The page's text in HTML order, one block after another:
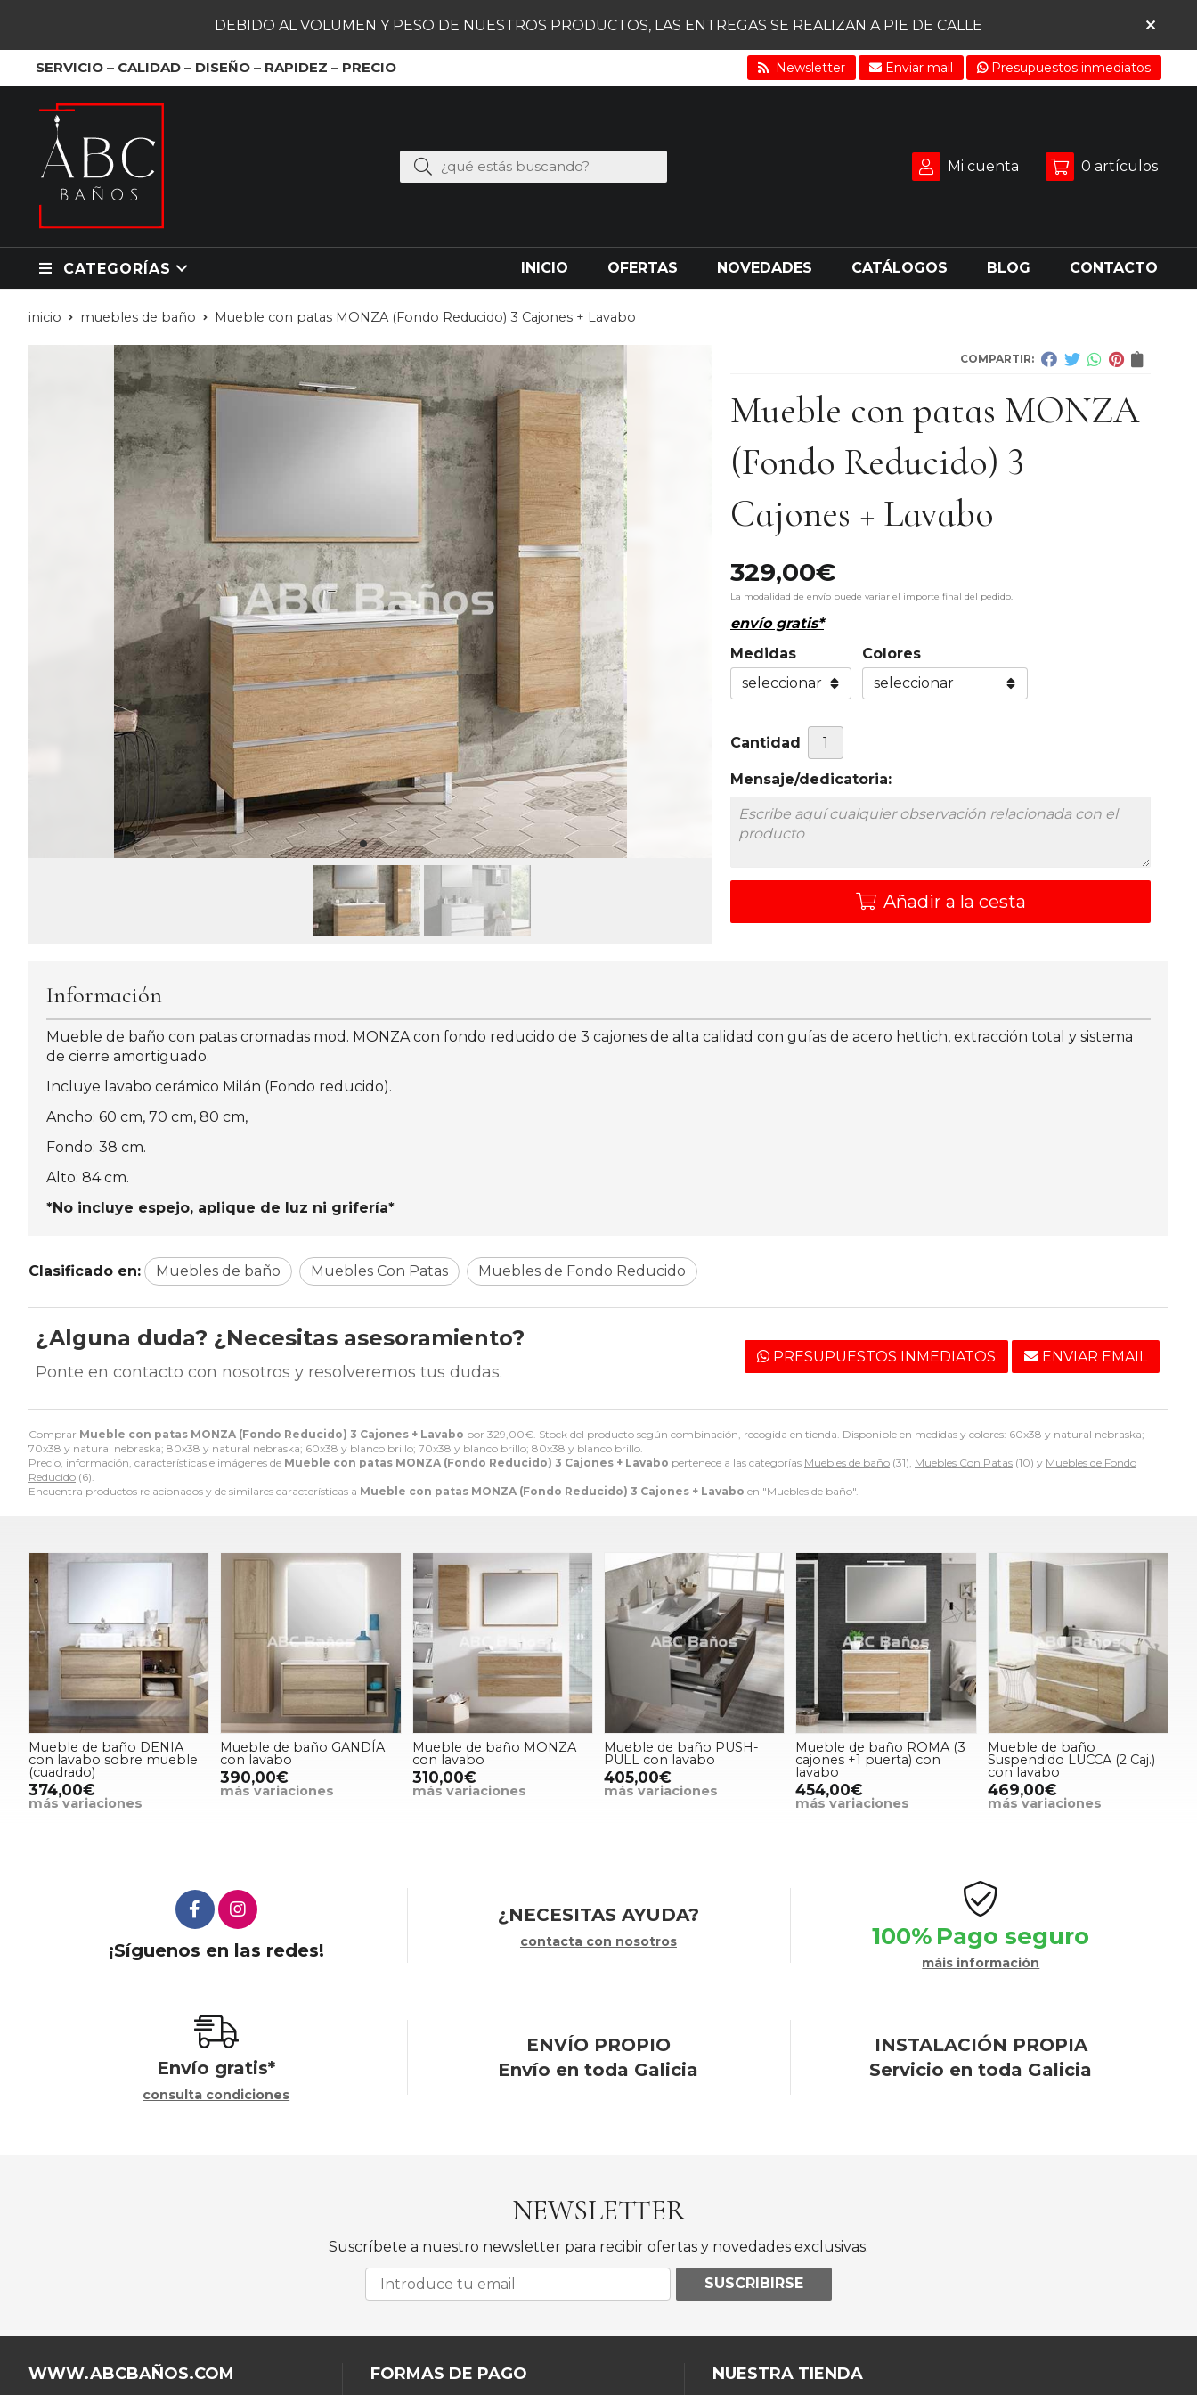
DEBIDO AL VOLUMEN Y PESO DE NUESTROS PRODUCTOS, LAS ENTREGAS SE REALIZAN A PIE DE CALLE
SERVICIO – CALIDAD – DISEÑO – RAPIDEZ – PRECIO Newsletter Enviar mail Presupuestos inmediatos
Mi cuenta 0 artículos
CATEGORÍAS INICIO OFERTAS NOVEDADES CATÁLOGOS BLOG CONTACTO
inicio muebles de baño Mueble con patas MONZA (Fondo Reducido) 3 Cajones + Lavabo
COMPARTIR:
Mueble con patas MONZA
(Fondo Reducido) 3
Cajones + Lavabo
329,00€
La modalidad de envío puede variar el importe final del pedido.
envío gratis*
Medidas
Colores
Cantidad
Mensaje/dedicatoria:
Añadir a la cesta
Comprar Mueble con patas MONZA (Fondo Reducido) 3 Cajones + Lavabo por 329,00€. Stock del producto según combinación, recogida en tienda. Disponible en medidas y colores: 60x38 y natural nebraska;
70x38 y natural nebraska; 80x38 y natural nebraska; 60x38 y blanco brillo; 70x38 y blanco brillo; 80x38 y blanco brillo.
Precio, información, características e imágenes de Mueble con patas MONZA (Fondo Reducido) 3 Cajones + Lavabo pertenece a las categorías Muebles de baño (31), Muebles Con Patas (10) y Muebles de Fondo
Reducido (6).
Encuentra productos relacionados y de similares características a Mueble con patas MONZA (Fondo Reducido) 3 Cajones + Lavabo en "Muebles de baño".
Información
Mueble de baño con patas cromadas mod. MONZA con fondo reducido de 3 cajones de alta calidad con guías de acero hettich, extracción total y sistema
de cierre amortiguado.
Incluye lavabo cerámico Milán (Fondo reducido).
Ancho: 60 cm, 70 cm, 80 cm,
Fondo: 38 cm.
Alto: 84 cm.
*No incluye espejo, aplique de luz ni grifería*
Clasificado en: Muebles de baño Muebles Con Patas Muebles de Fondo Reducido
¿Alguna duda? ¿Necesitas asesoramiento?
Ponte en contacto con nosotros y resolveremos tus dudas.
PRESUPUESTOS INMEDIATOS ENVIAR EMAIL
Mueble de baño DENIA
con lavabo sobre mueble
(cuadrado)
374,00€
más variaciones
Mueble de baño GANDÍA
con lavabo
390,00€
más variaciones
Mueble de baño MONZA
con lavabo
310,00€
más variaciones
Mueble de baño PUSH-
PULL con lavabo
405,00€
más variaciones
Mueble de baño ROMA (3
cajones +1 puerta) con
lavabo
454,00€
más variaciones
Mueble de baño
Suspendido LUCCA (2 Caj.)
con lavabo
469,00€
más variaciones
¡Síguenos en las redes!
¿NECESITAS AYUDA?
contacta con nosotros 100% Pago seguro
máis información
Envío gratis*
consulta condiciones
ENVÍO PROPIO
Envío en toda Galicia
INSTALACIÓN PROPIA
Servicio en toda Galicia
NEWSLETTER
Suscríbete a nuestro newsletter para recibir ofertas y novedades exclusivas.
SUSCRIBIRSE
WWW.ABCBAÑOS.COM FORMAS DE PAGO NUESTRA TIENDA